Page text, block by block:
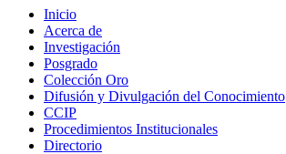
Inicio
Acerca de
Investigación
Posgrado
Colección Oro
Difusión y Divulgación del Conocimiento
CCIP
Procedimientos Institucionales
Directorio